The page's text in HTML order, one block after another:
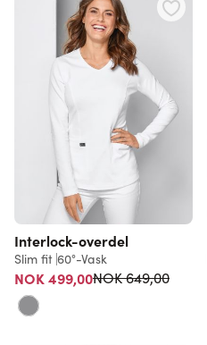
Interlock-overdel
Slim fit 60°-Vask
NOK 499,00Vanlig pris
NOK 649,00